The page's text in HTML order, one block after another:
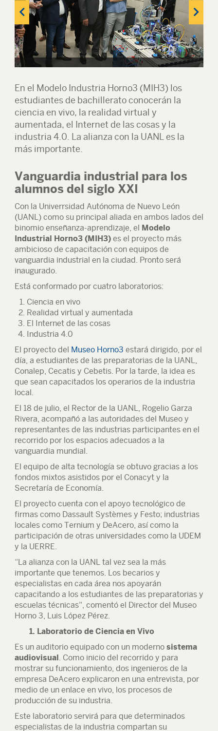
En el Modelo Industria Horno3 (MIH3) los
estudiantes de bachillerato conocerán la
ciencia en vivo, la realidad virtual y
aumentada, el Internet de las cosas y la
industria 4.0. La alianza con la UANL es la
más importante.
Vanguardia industrial para los
alumnos del siglo XXI
Con la Univerrsidad Autónoma de Nuevo León
(UANL) como su principal aliada en ambos lados del
binomio enseñanza-aprendizaje, el
Modelo
Industrial Horno3 (MIH3) es el proyecto más
ambicioso de capacitación con equipos de
vanguardia industrial en la ciudad. Pronto será
inaugurado.
Está conformado por cuatro laboratorios:
Ciencia en vivo
Realidad virtual y aumentada
El Internet de las cosas
Industria 4.0
El proyecto del Museo Horno3 estará dirigido, por el
día, a estudiantes de las preparatorias de la UANL,
Conalep, Cecatis y Cebetis. Por la tarde, la idea es
que sean capacitados los operarios de la industria
local.
El 18 de julio, el Rector de la UANL, Rogelio Garza
Rivera, acompañó a las autoridades del Museo y
representantes de las industrias participantes en el
recorrido por los espacios adecuados a la
vanguardia mundial.
El equipo de alta tecnología se obtuvo gracias a los
fondos mixtos asistidos por el Conacyt y la
Secretaría de Economía.
El proyecto cuenta con el apoyo tecnológico de
firmas como Dassault Systèmes y Festo; industrias
locales como Ternium y DeAcero, así como la
participación de otras universidades como la UDEM
y la UERRE.
“La alianza con la UANL tal vez sea la más
importante que tenemos. Los becarios y
especialistas en cada área nos apoyarán
capacitando a los estudiantes de las preparatorias y
escuelas técnicas”, comentó el Director del Museo
Horno 3, Luis López Pérez.
1. Laboratorio de Ciencia en Vivo
Es un auditorio equipado con un moderno sistema
audiovisual . Como inicio del recorrido y para
mostrar su funcionamiento, dos ingenieros de la
empresa DeAcero explicaron en una entrevista, por
medio de un enlace en vivo, los procesos de
producción de su industria.
Este laboratorio servirá para que determinados
especialistas de la industria compartan su